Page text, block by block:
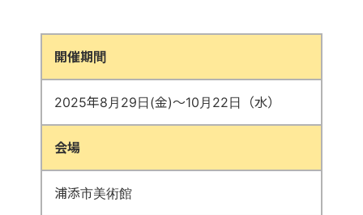
開催期間
2025年8月29日(金)～10月22日（水）
会場
浦添市美術館